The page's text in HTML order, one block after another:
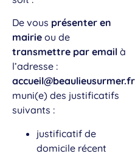
De vous présenter en
mairie ou de
transmettre par email à
l’adresse :
accueil@beaulieusurmer.fr
muni(e) des justificatifs
suivants :
justificatif de
domicile récent